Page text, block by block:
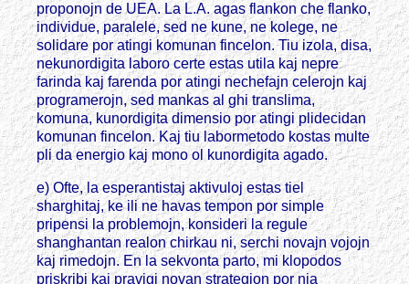
proponojn de UEA. La L.A. agas flankon che flanko,
individue, paralele, sed ne kune, ne kolege, ne
solidare por atingi komunan fincelon. Tiu izola, disa,
nekunordigita laboro certe estas utila kaj nepre
farinda kaj farenda por atingi nechefajn celerojn kaj
programerojn, sed mankas al ghi translima,
komuna, kunordigita dimensio por atingi plidecidan
komunan fincelon. Kaj tiu labormetodo kostas multe
pli da energio kaj mono ol kunordigita agado.
e) Ofte, la esperantistaj aktivuloj estas tiel
sharghitaj, ke ili ne havas tempon por simple
pripensi la problemojn, konsideri la regule
shanghantan realon chirkau ni, serchi novajn vojojn
kaj rimedojn. En la sekvonta parto, mi klopodos
priskribi kaj pravigi novan strategion por nia